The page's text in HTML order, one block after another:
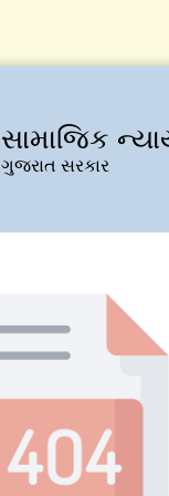
સામાજિક
ગુજરાત સરકાર